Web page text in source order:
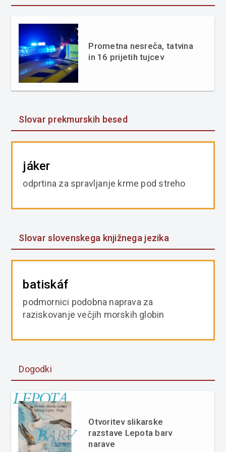
Prometna nesreča, tatvina
in 16 prijetih tujcev
Slovar prekmurskih besed
jáker
odprtina za spravljanje krme pod streho
Slovar slovenskega knjižnega jezika
batiskáf
podmornici podobna naprava za
raziskovanje večjih morskih globin
Dogodki
Otvoritev slikarske
razstave Lepota barv
narave